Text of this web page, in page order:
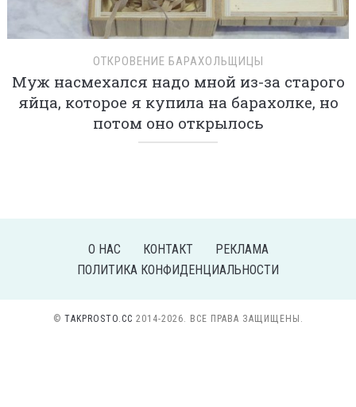
ОТКРОВЕНИЕ БАРАХОЛЬЩИЦЫ
Муж насмехался надо мной из-за старого
яйца, которое я купила на барахолке, но
потом оно открылось
О НАС КОНТАКТ
РЕКЛАМА
ПОЛИТИКА КОНФИДЕНЦИАЛЬНОСТИ
© TAKPROSTO.CC 2014-2026. ВСЕ ПРАВА ЗАЩИЩЕНЫ.